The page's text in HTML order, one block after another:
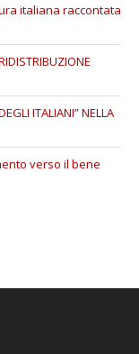
italiana raccontata
ITALIANI” NELLA
verso il bene